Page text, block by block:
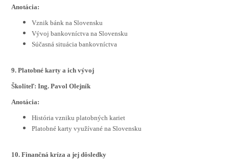
Anotácia:
Vznik bánk na Slovensku
Vývoj bankovníctva na Slovensku
Súčasná situácia bankovníctva
9. Platobné karty a ich vývoj
Školiteľ: Ing. Pavol Olejník
Anotácia:
História vzniku platobných kariet
Platobné karty využívané na Slovensku
10. Finančná kríza a jej dôsledky